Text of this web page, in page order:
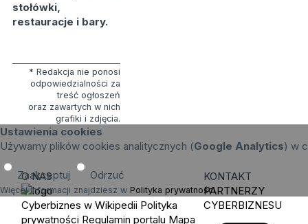
stołówki,
restauracje i bary.
* Redakcja nie ponosi
odpowiedzialności za
treść ogłoszeń
oraz zawartych w nich
grafiki i zdjęcia.
Ustawienia cookies
Używamy plików cookies analitycznych (Google Analytics) w
Zaakceptuj Odrzuć
Więcej informacji znajdziesz w Polityka prywatności.
O NAS
Cyberbiznes w Wikipedii Polityka
prywatności Regulamin portalu Mapa
KONTAKT
PARTNERZY
CYBERBIZNESU